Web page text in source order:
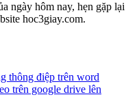
ngày hôm nay, hẹn gặp lại
hoc3giay.com.
thông điệp trên word
trên google drive lên